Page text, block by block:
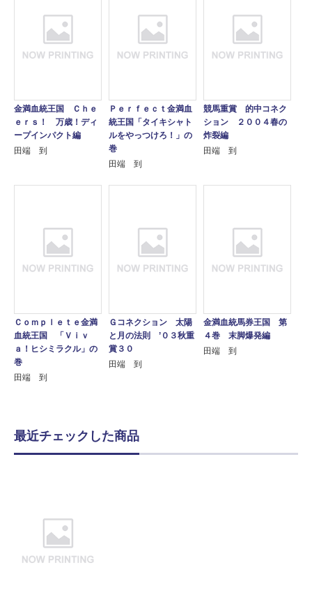
金満血統王国 Ｃｈｅ
ｅｒｓ！ 万歳！ディ
ープインパクト編
田端 到
Ｐｅｒｆｅｃｔ金満血
統王国「タイキシャト
ルをやっつけろ！」の
巻
田端 到
競馬重賞 的中コネク
ション ２００４春の
炸裂編
田端 到
Ｃｏｍｐｌｅｔｅ金満
血統王国 「Ｖｉｖ
ａ！ヒシミラクル」の
巻
田端 到
Ｇコネクション 太陽
と月の法則 ’０３秋重
賞３０
田端 到
金満血統馬券王国 第
４巻 末脚爆発編
田端 到
最近チェックした商品